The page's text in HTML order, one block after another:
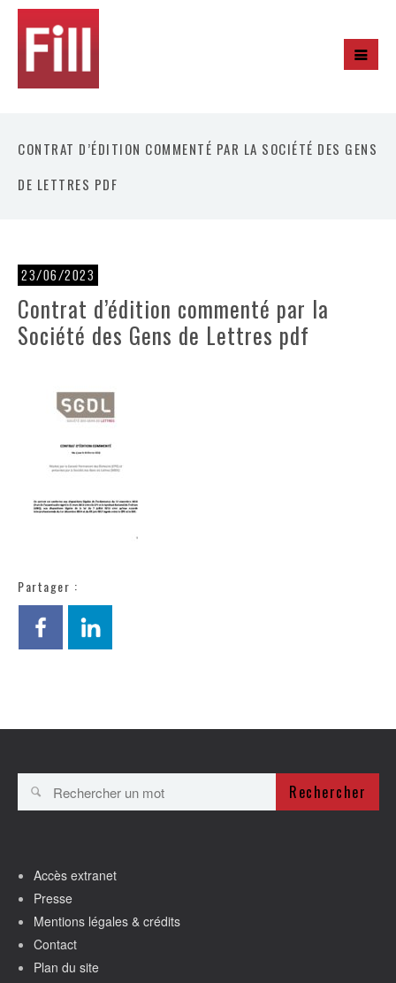
CONTRAT D’ÉDITION COMMENTÉ PAR LA SOCIÉTÉ DES GENS
DE LETTRES PDF
23/06/2023
Contrat d’édition commenté par la
Société des Gens de Lettres pdf
Partager :
Rechercher
Accès extranet
Presse
Mentions légales & crédits
Contact
Plan du site